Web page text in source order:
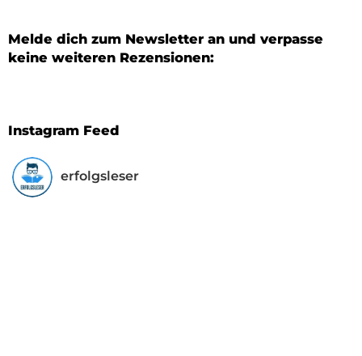
Melde dich zum Newsletter an und verpasse
keine weiteren Rezensionen:
Instagram Feed
erfolgsleser